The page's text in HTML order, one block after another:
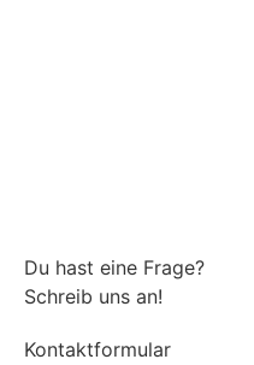
Du hast eine Frage?
Schreib uns an!
Kontaktformular